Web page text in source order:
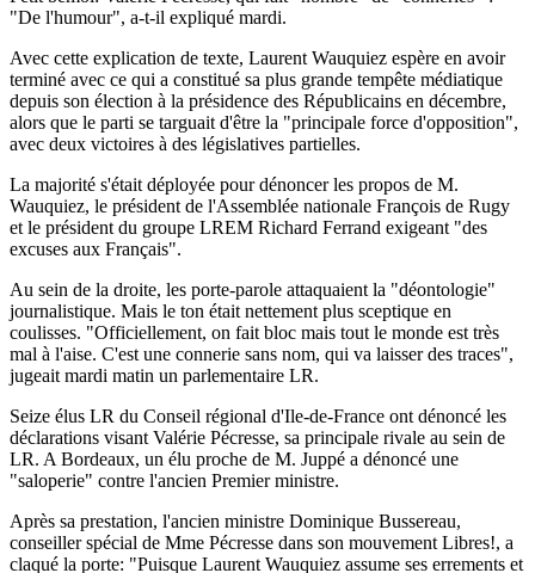
"De l'humour", a-t-il expliqué mardi.
Avec cette explication de texte, Laurent Wauquiez espère en avoir
terminé avec ce qui a constitué sa plus grande tempête médiatique
depuis son élection à la présidence des Républicains en décembre,
alors que le parti se targuait d'être la "principale force d'opposition",
avec deux victoires à des législatives partielles.
La majorité s'était déployée pour dénoncer les propos de M.
Wauquiez, le président de l'Assemblée nationale François de Rugy
et le président du groupe LREM Richard Ferrand exigeant "des
excuses aux Français".
Au sein de la droite, les porte-parole attaquaient la "déontologie"
journalistique. Mais le ton était nettement plus sceptique en
coulisses. "Officiellement, on fait bloc mais tout le monde est très
mal à l'aise. C'est une connerie sans nom, qui va laisser des traces",
jugeait mardi matin un parlementaire LR.
Seize élus LR du Conseil régional d'Ile-de-France ont dénoncé les
déclarations visant Valérie Pécresse, sa principale rivale au sein de
LR. A Bordeaux, un élu proche de M. Juppé a dénoncé une
"saloperie" contre l'ancien Premier ministre.
Après sa prestation, l'ancien ministre Dominique Bussereau,
conseiller spécial de Mme Pécresse dans son mouvement Libres!, a
claqué la porte: "Puisque Laurent Wauquiez assume ses errements et